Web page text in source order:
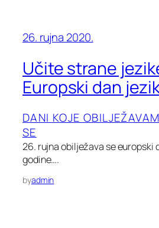
26. rujna 2020.
Učite strane
Europski dan
DANI KOJE
SE
26. rujna obilježava se europski
godine….
byadmin